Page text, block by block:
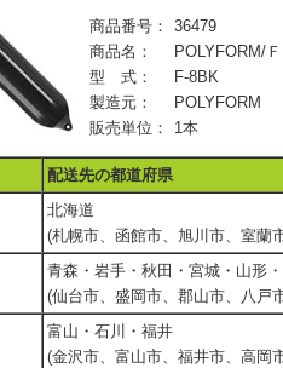
商品番号：
36479
商品名：
POLYFORM/
型 式：
F-8BK
製造元：
POLYFORM
販売単位：
1本
配送先の都道府県
北海道
(札幌市、函館市、旭川市、室蘭
青森・岩手・秋田・宮城・山形
(仙台市、盛岡市、郡山市、八戸
富山・石川・福井
(金沢市、富山市、福井市、高岡